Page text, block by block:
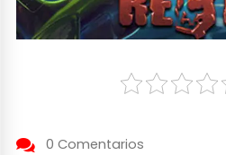
0 Comentarios